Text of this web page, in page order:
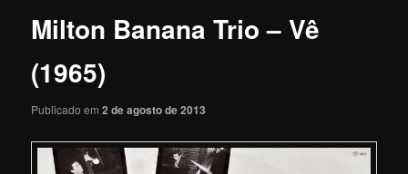
Milton Banana Trio – Vê
(1965)
Publicado em2 de agosto de 2013